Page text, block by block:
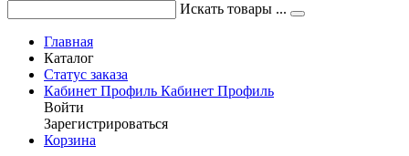
Искать товары ...
Главная
Каталог
Статус заказа
Кабинет Профиль Кабинет Профиль
Войти
Зарегистрироваться
Корзина